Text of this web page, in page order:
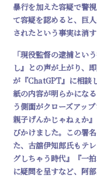
暴行を加えた容疑で警
て容疑を認めると、巨
されたという事実は消
「現役監督の逮捕とい
し』との声が上がり、
が『ChatGPT』に相談
紙の内容が明らかにな
う側面がクローズアッ
親子げんかじゃねぇか
びかけました。この署
た、古舘伊知郎氏もテ
グしちゃう時代』『一
に疑問を呈すなど、阿